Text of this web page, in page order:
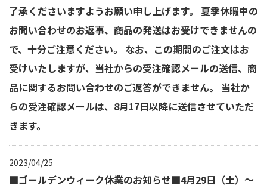
了承くださいますようお願い申し上げます。 夏季休暇中の
お問い合わせのお返事、商品の発送はお受けできませんの
で、十分ご注意ください。 なお、この期間のご注文はお
受けいたしますが、当社からの受注確認メールの送信、商
品に関するお問い合わせのご返答ができません。 当社か
らの受注確認メールは、8月17日以降に送信させていただ
きます。
2023/04/25
■ゴールデンウィーク休業のお知らせ■4月29日（土）～